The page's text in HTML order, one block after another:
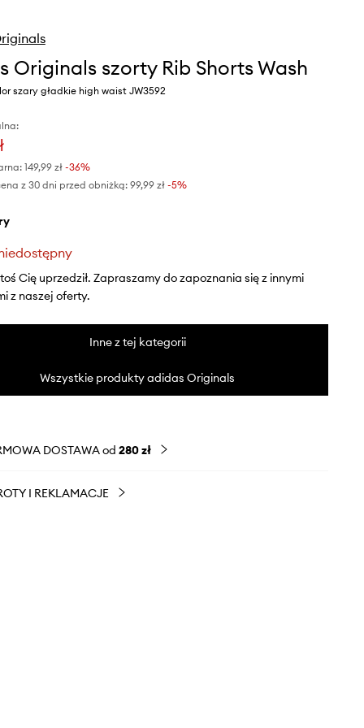
Originals szorty Rib Shorts Wash
szary gładkie high waist JW3592
149,99 zł-36%
z 30 dni przed obniżką: 99,99 zł -5%
Cię uprzedził. Zapraszamy do zapoznania się z innymi
z naszej oferty.
Inne z tej kategorii
Wszystkie produkty adidas Originals
DOSTAWA od 280 zł
I REKLAMACJE